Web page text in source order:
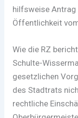
hilfsweise
Öffentlichkeit
Wie die RZ
Schulte-
gesetzlichen
des Stadtrats
rechtliche